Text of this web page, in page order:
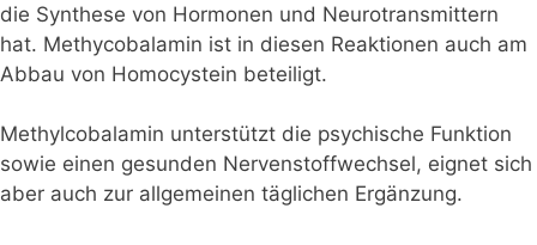
die Synthese von Hormonen und Neurotransmittern
hat. Methycobalamin ist in diesen Reaktionen auch am
Abbau von Homocystein beteiligt.
Methylcobalamin unterstützt die psychische Funktion
sowie einen gesunden Nervenstoffwechsel, eignet sich
aber auch zur allgemeinen täglichen Ergänzung.